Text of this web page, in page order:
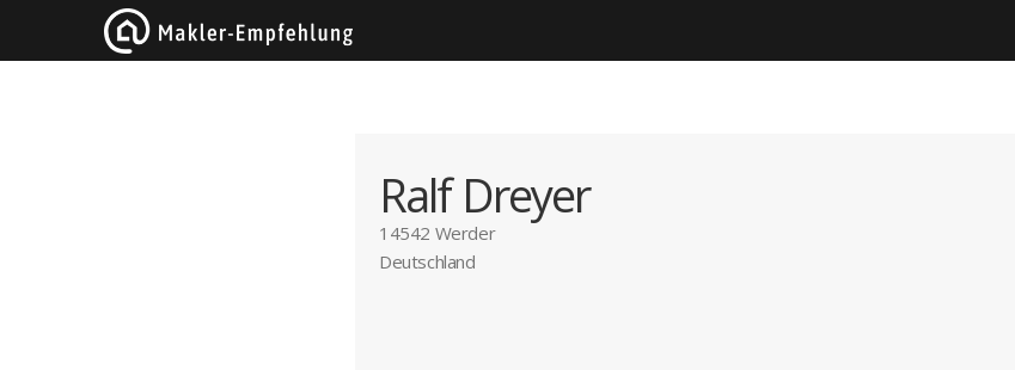
Ralf Dreyer
14542 Werder
Deutschland